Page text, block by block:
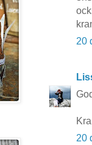
20
20